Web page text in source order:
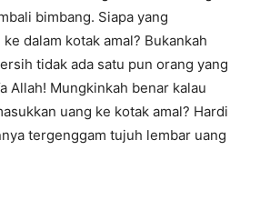
bimbang. Siapa yang
dalam kotak amal? Bukankah
tidak ada satu pun orang yang
Allah! Mungkinkah benar kalau
uang ke kotak amal? Hardi
tergenggam tujuh lembar uang